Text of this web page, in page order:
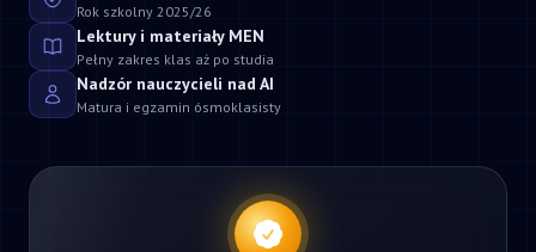
Rok szkolny 2025/26
Lektury i materiały MEN
Pełny zakres klas aż po studia
Nadzór nauczycieli nad AI
Matura i egzamin ósmoklasisty